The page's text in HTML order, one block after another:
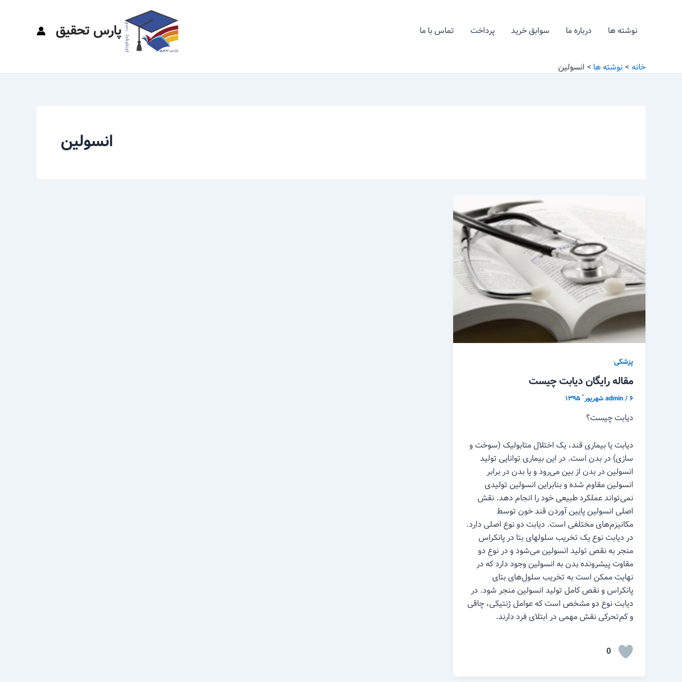
نوشته ها درباره ما سوابق خرید پرداخت تماس با ما پارس تحقیق
خانه نوشته ها انسولین
انسولین
پزشکی
مقاله رایگان دیابت چیست
admin/۶ شهریور ّ ۱۳۹۵
دیابت چیست؟
دیابت یا بیماری قند، یک اختلال متابولیک (سوخت و
سازی) در بدن است. در این بیماری توانایی تولید
انسولین در بدن از بین می‌رود و یا بدن در برابر
انسولین مقاوم شده و بنابراین انسولین تولیدی
نمی‌تواند عملکرد طبیعی خود را انجام دهد. نقش
اصلی انسولین پایین آوردن قند خون توسط
مکانیزم‌های مختلفی است. دیابت دو نوع اصلی دارد.
در دیابت نوع یک تخریب سلولهای بتا در پانکراس
منجر به نقص تولید انسولین می‌شود و در نوع دو
مقاوت پیشرونده بدن به انسولین وجود دارد که در
نهایت ممکن است به تخریب سلول‌های بتای
پانکراس و نقص کامل تولید انسولین منجر شود. در
دیابت نوع دو مشخص است که عوامل ژنتیکی، چاقی
و کم‌تحرکی نقش مهمی در ابتلای فرد دارند.
0